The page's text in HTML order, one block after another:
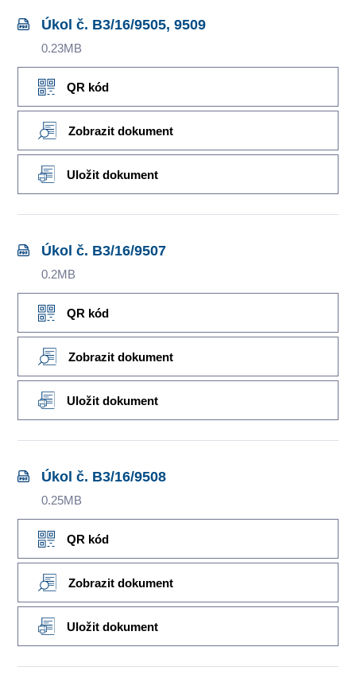
Úkol č. B3/16/9505, 9509
0.23MB
QR kód
Zobrazit dokument
Uložit dokument
Úkol č. B3/16/9507
0.2MB
QR kód
Zobrazit dokument
Uložit dokument
Úkol č. B3/16/9508
0.25MB
QR kód
Zobrazit dokument
Uložit dokument